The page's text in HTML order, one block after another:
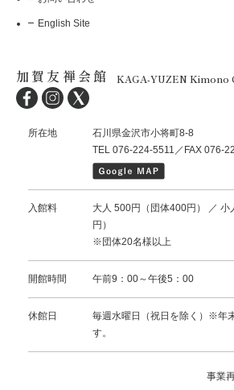
English Site
加賀友禅会館 KAGA-YUZEN Kimono
所在地
石川県金沢市小将町8-8
TEL 076-224-5511／FAX 076-
入館料
大人 500円（団体400円） ／
円）
※団体20名様以上
開館時間 午前9：00～午後5：00
休館日
毎週水曜日（祝日を除く）※年
す。
事業